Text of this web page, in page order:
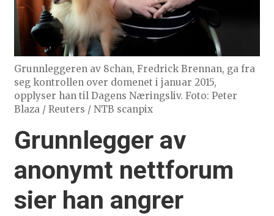
Grunnleggeren av 8chan, Fredrick Brennan, ga fra
seg kontrollen over domenet i januar 2015,
opplyser han til Dagens Næringsliv. Foto: Peter
Blaza / Reuters / NTB scanpix
Grunnlegger av
anonymt nettforum
sier han angrer